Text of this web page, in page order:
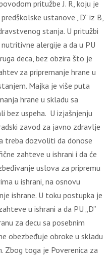
pritužbe J. R, koju je
ustanove „D” iz B,
stanja. U pritužbi
alergije a da u PU
deca, bez obzira što je
za pripremanje hrane u
Majka je više puta
hrane u skladu sa
bez uspeha. U izjašnjenju
zavod za javno zdravlje
treba dozvoliti da donose
zahteve u ishrani i da će
uslova za pripremu
u ishrani, na osnovu
ishrane. U toku postupka je
u ishrani a da PU „D”
za decu sa posebnim
obezbeđuje obroke u skladu
Zbog toga je Poverenica za